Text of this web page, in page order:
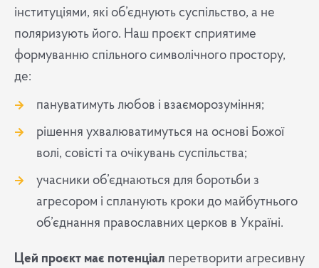
інституціями, які об’єднують суспільство, а не
поляризують його. Наш проєкт сприятиме
формуванню спільного символічного простору,
де:
пануватимуть любов і взаєморозуміння;
рішення ухвалюватимуться на основі Божої
волі, совісті та очікувань суспільства;
учасники об’єднаються для боротьби з
агресором і спланують кроки до майбутнього
об’єднання православних церков в Україні.
Цей проєкт має потенціал перетворити агресивну